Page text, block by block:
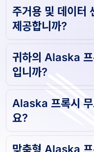
주거용 및 데이터
제공합니까?
귀하의 Alaska 프
입니까?
Alaska 프록시
요?
맞춤형 Alaska 프